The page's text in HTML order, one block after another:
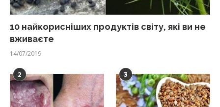
10 найкорисніших продуктів світу, які ви не
вживаєте
14/07/2019
2 3